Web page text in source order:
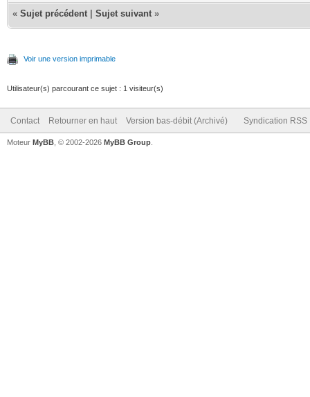
« Sujet précédent Sujet suivant »
Voir une version imprimable
Utilisateur(s) parcourant ce sujet : 1 visiteur(s)
Contact Retourner en haut Version bas-débit (Archivé) Syndication RSS
Moteur MyBB , © 2002-2026 MyBB Group